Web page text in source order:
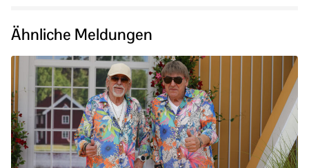
Ähnliche Meldungen